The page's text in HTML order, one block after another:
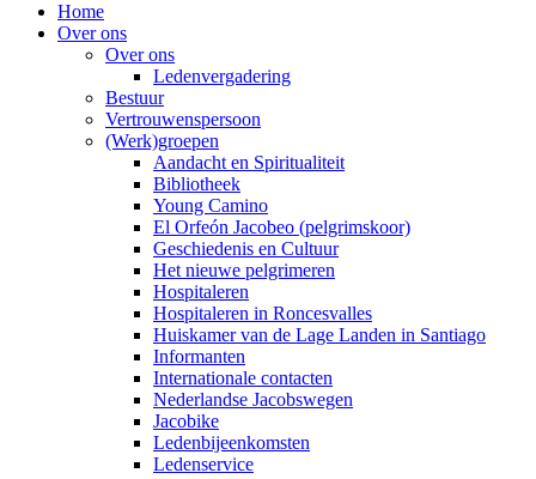
Home
Over ons
Over ons
Ledenvergadering
Bestuur
Vertrouwenspersoon
(Werk)groepen
Aandacht en Spiritualiteit
Bibliotheek
Young Camino
El Orfeón Jacobeo (pelgrimskoor)
Geschiedenis en Cultuur
Het nieuwe pelgrimeren
Hospitaleren
Hospitaleren in Roncesvalles
Huiskamer van de Lage Landen in Santiago
Informanten
Internationale contacten
Nederlandse Jacobswegen
Jacobike
Ledenbijeenkomsten
Ledenservice